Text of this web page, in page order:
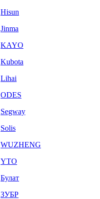
Hisun
Jinma
KAYO
Kubota
Lihai
ODES
Segway
Solis
WUZHENG
YTO
Булат
ЗУБР